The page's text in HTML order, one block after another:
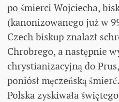
po śmierci Wojciecha,
(kanonizowanego już w
Czech biskup znalazł
Chrobrego, a następnie
chrystianizacyjną do
poniósł męczeńską
Polska zyskiwała